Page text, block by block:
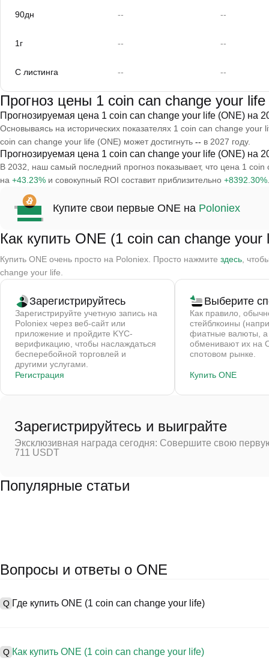
90дн -- --
1г -- --
С листинга -- --
Прогноз цены 1 coin can change your
Прогнозируемая цена 1 coin can change your life (ONE) на
Основываясь на исторических показателях 1 coin can change
coin can change your life (ONE) может достигнуть -- в 2027 году.
Прогнозируемая цена 1 coin can change your life (ONE) на
В 2032, наш самый последний прогноз показывает, что цена 1
на +43.23% и совокупный ROI составит приблизительно +8392.30%
Купите свои первые ONE на Poloniex
Как купить ONE (1 coin can change your
Купить ONE очень просто на Poloniex. Просто нажмите здесь ,
change your life.
Зарегистрируйтесь
Зарегистрируйте учетную запись на
Poloniex через веб-сайт или
приложение и пройдите KYC-
верификацию, чтобы наслаждаться
бесперебойной торговлей и
другими услугами.
Регистрация
Выберите
Как правило,
стейблкоины
фиатные валюты, а
обменивают их на
спотовом рынке.
Купить ONE
Зарегистрируйтесь и выиграйте
Эксклюзивная награда сегодня: Совершите свою
711 USDT
Популярные статьи
Вопросы и ответы о ONE
Q Где купить ONE (1 coin can change your life)
биржи предоставляют удобные интерфейсы, высокую
торговли. Например, Poloniex поддерживает торговлю
Q Как купить ONE (1 coin can change your life)